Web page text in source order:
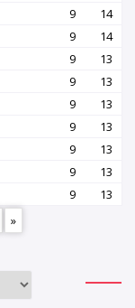
9
14
9
14
9
13
9
13
9
13
9
13
9
13
9
13
9
13
»